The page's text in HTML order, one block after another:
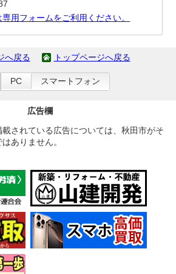
用フォームをご利用ください。
へ戻る トップページへ戻る
PC スマートフォン
広告欄
されている広告については、秋田市がそ
ありません。